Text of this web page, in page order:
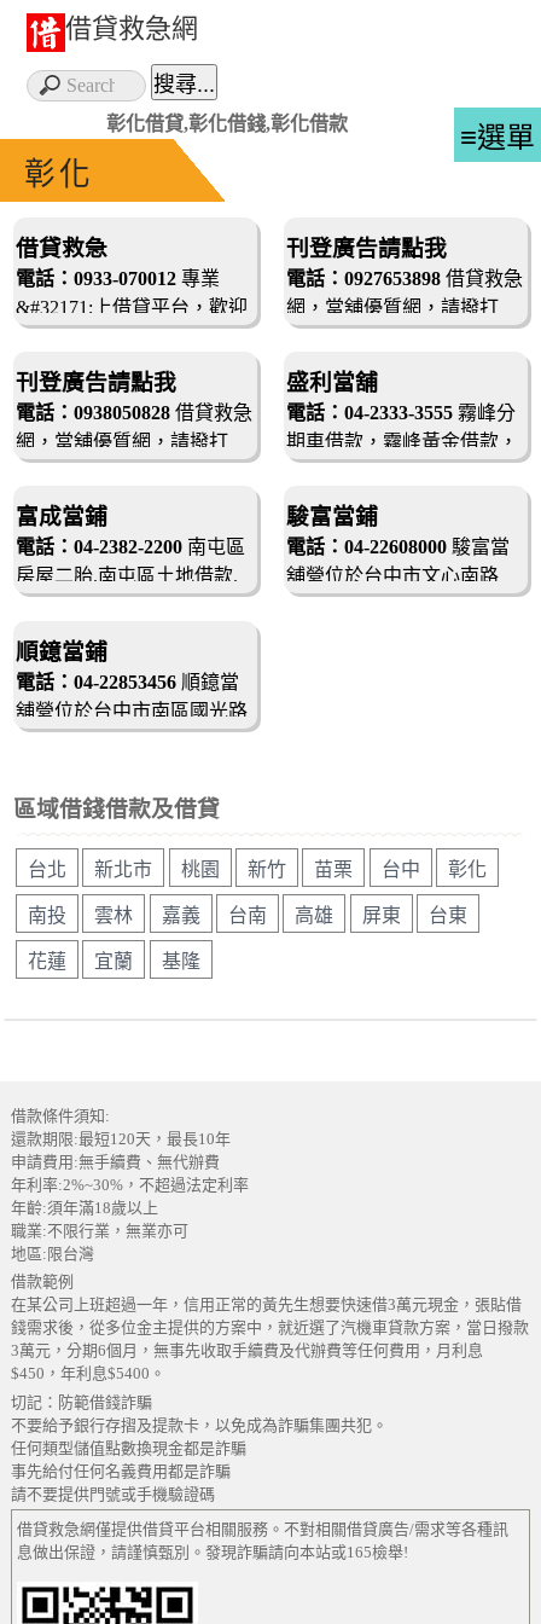
借貸救急網
≡選單
彰化借貸,彰化借錢,彰化借款
彰化
借貸救急
電話：0933-070012 專業
&#32171;上借貸平台，歡迎
刊登廣告請點我
電話：0927653898 借貸救急
網，當舖優質網，請撥打
0927653898
刊登廣告請點我
電話：0938050828 借貸救急
網，當舖優質網，請撥打
0938050828
盛利當舖
電話：04-2333-3555 霧峰分
期車借款，霧峰黃金借款，
融資，北屯區借款，安心借
款，息可談，當天撥款，安
全保密，免留證，立即撥
款，超低利率，分期攤還
富成當鋪
電話：04-2382-2200 南屯區
房屋二胎.南屯區土地借款.
支票貼現.南屯區黃金名錶借
款，免押免保，安心借款，
息可談，當天撥款，安全保
駿富當鋪
電話：04-22608000 駿富當
舖營位於台中市文心南路
順鐿當鋪
電話：04-22853456 順鐿當
舖營位於台中市南區國光路
區域借錢借款及借貸
台北 新北市 桃園 新竹 苗栗 台中 彰化
南投 雲林 嘉義 台南 高雄 屏東 台東
花蓮 宜蘭 基隆
借款條件須知:
還款期限:最短120天，最長10年
申請費用:無手續費、無代辦費
年利率:2%~30%，不超過法定利率
年齡:須年滿18歲以上
職業:不限行業，無業亦可
地區:限台灣
借款範例
在某公司上班超過一年，信用正常的黃先生想要快速借3萬元現金，張貼借
錢需求後，從多位金主提供的方案中，就近選了汽機車貸款方案，當日撥款
3萬元，分期6個月，無事先收取手續費及代辦費等任何費用，月利息
$450，年利息$5400。
切記：防範借錢詐騙
不要給予銀行存摺及提款卡，以免成為詐騙集團共犯。
任何類型儲值點數換現金都是詐騙
事先給付任何名義費用都是詐騙
請不要提供門號或手機驗證碼
借貸救急網僅提供借貸平台相關服務。不對相關借貸廣告/需求等各種訊
息做出保證，請謹慎甄別。發現詐騙請向本站或165檢舉!